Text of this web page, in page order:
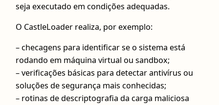
seja executado em condições adequadas.
O CastleLoader realiza, por exemplo:
– checagens para identificar se o sistema está
rodando em máquina virtual ou sandbox;
– verificações básicas para detectar antivírus ou
soluções de segurança mais conhecidas;
– rotinas de descriptografia da carga maliciosa